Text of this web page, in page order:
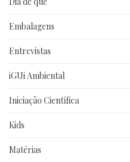
Embalagens
Entrevistas
iGUi Ambiental
Iniciação Científica
Kids
Matérias